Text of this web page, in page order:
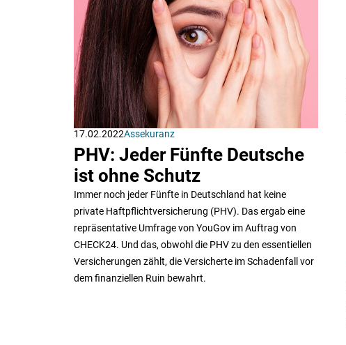
17.02.2022Assekuranz
PHV: Jeder Fünfte Deutsche
ist ohne Schutz
Immer noch jeder Fünfte in Deutschland hat keine
private Haftpflichtversicherung (PHV). Das ergab eine
repräsentative Umfrage von YouGov im Auftrag von
CHECK24. Und das, obwohl die PHV zu den essentiellen
Versicherungen zählt, die Versicherte im Schadenfall vor
dem finanziellen Ruin bewahrt.